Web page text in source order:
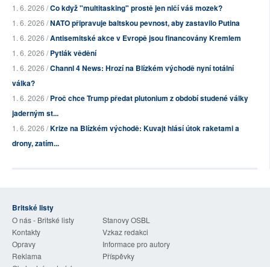
1. 6. 2026 /Co když "multitasking" prostě jen ničí váš mozek?
1. 6. 2026 /NATO připravuje baltskou pevnost, aby zastavilo Putina
1. 6. 2026 /Antisemitské akce v Evropě jsou financovány Kremlem
1. 6. 2026 /Pytlák vědění
1. 6. 2026 /Channl 4 News: Hrozí na Blízkém východě nyní totální
válka?
1. 6. 2026 /Proč chce Trump předat plutonium z období studené války
jaderným st...
1. 6. 2026 /Krize na Blízkém východě: Kuvajt hlásí útok raketami a
drony, zatím...
Britské listy
O nás - Britské listy
Stanovy OSBL
Kontakty
Vzkaz redakci
Opravy
Informace pro autory
Reklama
Příspěvky